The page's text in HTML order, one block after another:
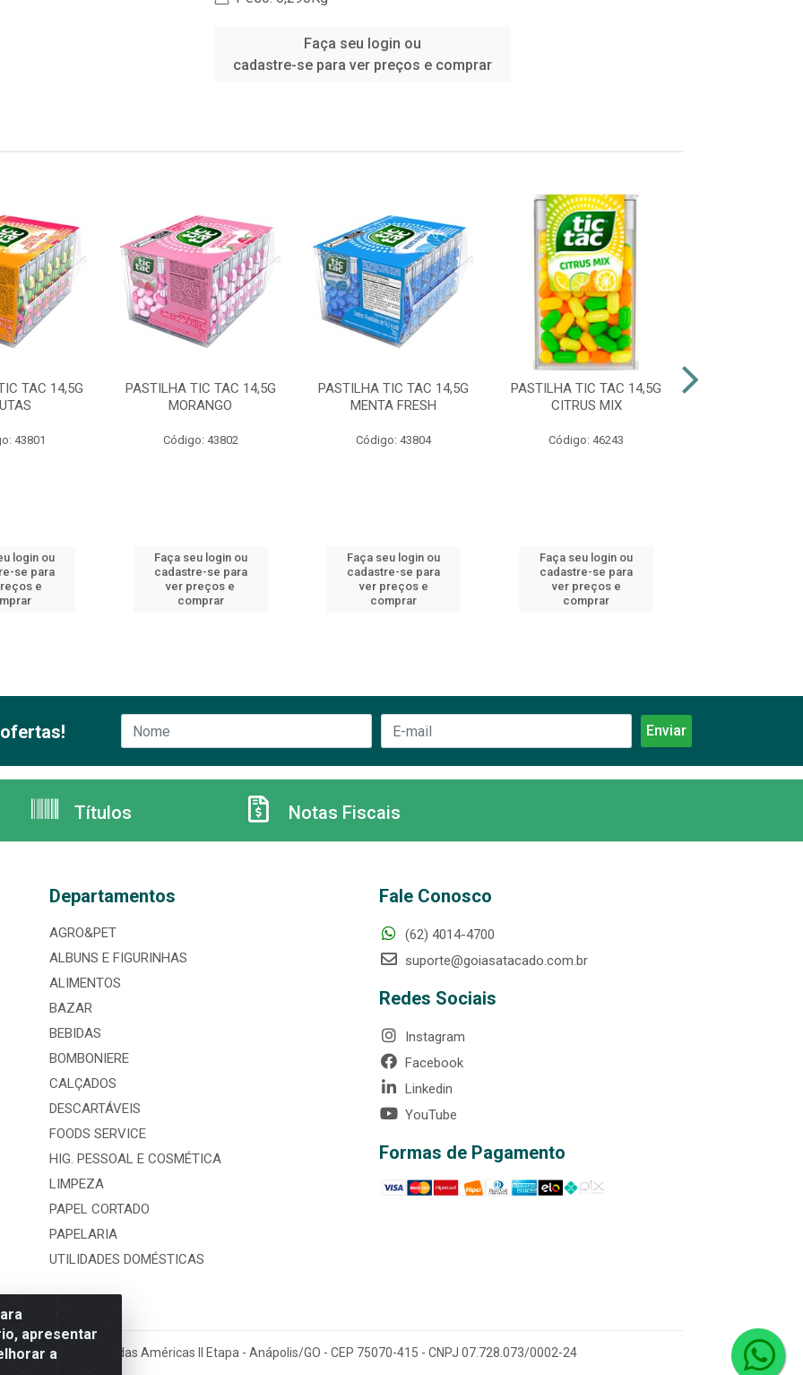
Faça seu login ou
cadastre-se para ver preços e comprar
TAC 14,5G
43801
login ou
se para
e
PASTILHA TIC TAC 14,5G
MORANGO
Código: 43802
Faça seu login ou
cadastre-se para
ver preços e
comprar
PASTILHA TIC TAC 14,5G
MENTA FRESH
Código: 43804
Faça seu login ou
cadastre-se para
ver preços e
comprar
PASTILHA TIC TAC 14,5G
CITRUS MIX
Código: 46243
Faça seu login ou
cadastre-se para
ver preços e
comprar
apresentar
a
Títulos Notas Fiscais
Departamentos
AGRO&PET
ALBUNS E FIGURINHAS
ALIMENTOS
BAZAR
BEBIDAS
BOMBONIERE
CALÇADOS
DESCARTÁVEIS
FOODS SERVICE
HIG. PESSOAL E COSMÉTICA
LIMPEZA
PAPEL CORTADO
PAPELARIA
UTILIDADES DOMÉSTICAS
Fale Conosco
(62) 4014-4700
suporte@goiasatacado.com.br
Redes Sociais
Instagram
Facebook
Linkedin
YouTube
Formas de Pagamento
nº 3860, Jardim das Américas II Etapa - Anápolis/GO - CEP 75070-415 - CNPJ 07.728.073/0002-24